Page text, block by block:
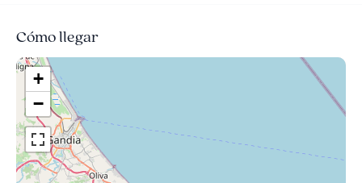
Cómo llegar
+
−